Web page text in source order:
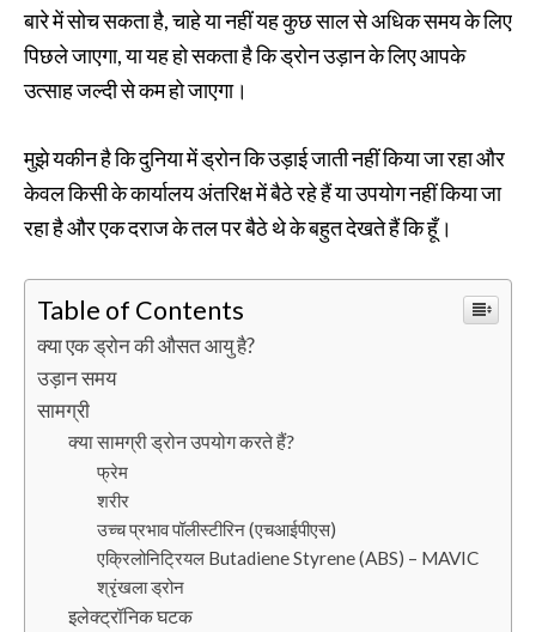
बारे में सोच सकता है, चाहे या नहीं यह कुछ साल से अधिक समय के लिए
पिछले जाएगा, या यह हो सकता है कि ड्रोन उड़ान के लिए आपके
उत्साह जल्दी से कम हो जाएगा।
मुझे यकीन है कि दुनिया में ड्रोन कि उड़ाई जाती नहीं किया जा रहा और
केवल किसी के कार्यालय अंतरिक्ष में बैठे रहे हैं या उपयोग नहीं किया जा
रहा है और एक दराज के तल पर बैठे थे के बहुत देखते हैं कि हूँ।
Table of Contents
क्या एक ड्रोन की औसत आयु है?
उड़ान समय
सामग्री
क्या सामग्री ड्रोन उपयोग करते हैं?
फ्रेम
शरीर
उच्च प्रभाव पॉलीस्टीरिन (एचआईपीएस)
एक्रिलोनिट्रियल Butadiene Styrene (ABS) – MAVIC
श्रृंखला ड्रोन
इलेक्ट्रॉनिक घटक